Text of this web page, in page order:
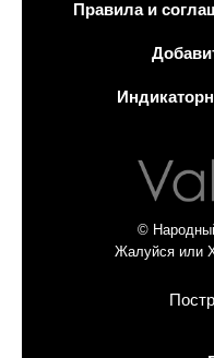
Правила и
©
Жалуйся или